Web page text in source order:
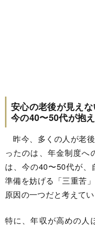
安心の老後が見えな
今の40〜50代が抱
昨今、多くの人が老
ったのは、年金制度へ
は、今の40〜50代が
準備を妨げる「三重苦
原因の一つだと考えてい
特に、年収が高めの人